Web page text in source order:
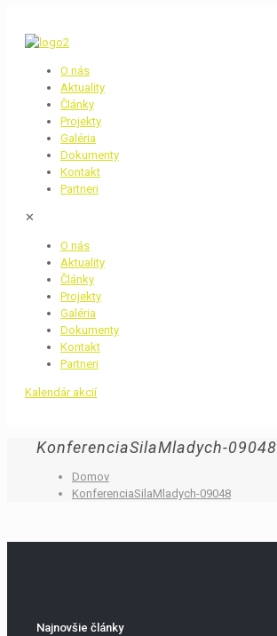
O nás
Aktuality
Články
Projekty
Galéria
Dokumenty
Kontakt
Partneri
✕
O nás
Aktuality
Články
Projekty
Galéria
Dokumenty
Kontakt
Partneri
Kalendár akcií
KonferenciaSilaMladych-09048
Domov
KonferenciaSilaMladych-09048
Najnovšie články